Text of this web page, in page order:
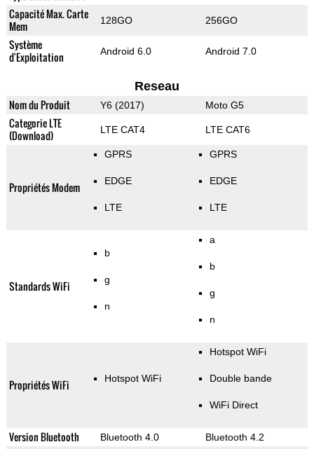
Capacité Max. Carte
Mem
128GO 256GO
Système
d'Exploitation
Android 6.0 Android 7.0
Reseau
Nom du Produit Y6 (2017) Moto G5
Categorie LTE
(Download)
LTE CAT4 LTE CAT6
Propriétés Modem
GPRS
EDGE
LTE
GPRS
EDGE
LTE
Standards WiFi
b
g
n
a
b
g
n
Propriétés WiFi Hotspot WiFi
Hotspot WiFi
Double bande
WiFi Direct
Version Bluetooth Bluetooth 4.0 Bluetooth 4.2